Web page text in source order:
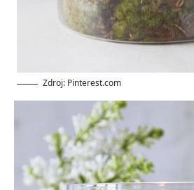
Zdroj: Pinterest.com